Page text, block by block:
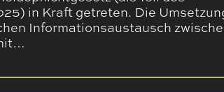
in Kraft getreten. Die
Informationsaustausch